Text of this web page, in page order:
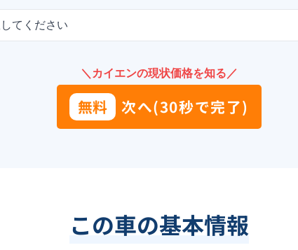
てください
＼カイエンの現状価格を知る／
無料 次へ(30秒で完了)
この車の基本情報